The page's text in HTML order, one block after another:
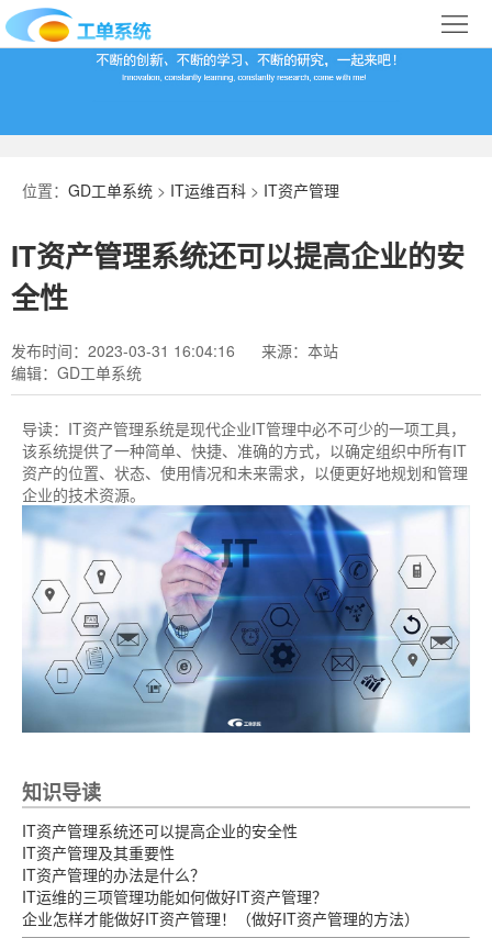
首
百
下
们
导
位置： GD工单系统 > IT运维百科 > IT资产管理
IT资产管理系统还可以提高企业的安
全性
发布时间：2023-03-31 16:04:16
来源：本站
编辑：GD工单系统
导读： IT资产管理系统是现代企业IT管理中必不可少的一项工具，
该系统提供了一种简单、快捷、准确的方式，以确定组织中所有IT
资产的位置、状态、使用情况和未来需求，以便更好地规划和管理
企业的技术资源。
知识导读
IT资产管理系统还可以提高企业的安全性
IT资产管理及其重要性
IT资产管理的办法是什么？
IT运维的三项管理功能如何做好IT资产管理？
企业怎样才能做好IT资产管理！（做好IT资产管理的方法）